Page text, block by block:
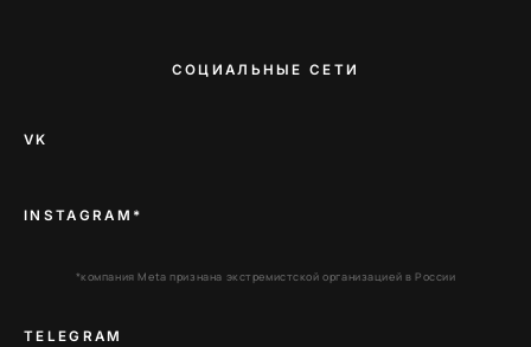
СОЦИАЛЬНЫЕ СЕТИ
VK
INSTAGRAM*
*компания Meta признана экстремистской организацией в России
TELEGRAM